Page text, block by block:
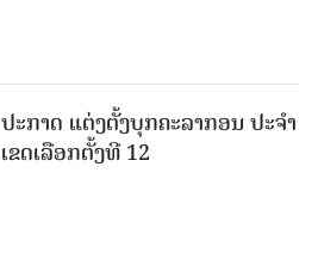
ປະກາດ ແຕ່ງຕັ້ງບຸກຄະລາກອນ ປະຈໍາ
ເຂດເລືອກຕັ້ງທີ 12